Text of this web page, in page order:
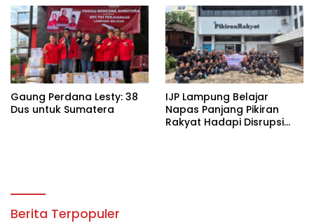
Gaung Perdana Lesty: 38
Dus untuk Sumatera
IJP Lampung Belajar
Napas Panjang Pikiran
Rakyat Hadapi Disrupsi
Berita Terpopuler